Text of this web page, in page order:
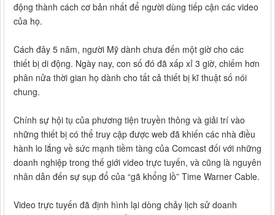
động thành cách cơ bản nhất để người dùng tiếp cận các video
của họ.
Cách đây 5 năm, người Mỹ dành chưa đến một giờ cho các
thiết bị di động. Ngày nay, con số đó đã xấp xỉ 3 giờ, chiếm hơn
phân nửa thời gian họ dành cho tất cả thiết bị kĩ thuật số nói
chung.
Chính sự hội tụ của phương tiện truyền thông và giải trí vào
những thiết bị có thể truy cập được web đã khiến các nhà điều
hành lo lắng về sức mạnh tiềm tàng của Comcast đối với những
doanh nghiệp trong thế giới video trực tuyến, và cũng là nguyên
nhân dẫn đến sự sụp đổ của “gã khổng lồ” Time Warner Cable.
Video trực tuyến đã định hình lại dòng chảy lịch sử doanh